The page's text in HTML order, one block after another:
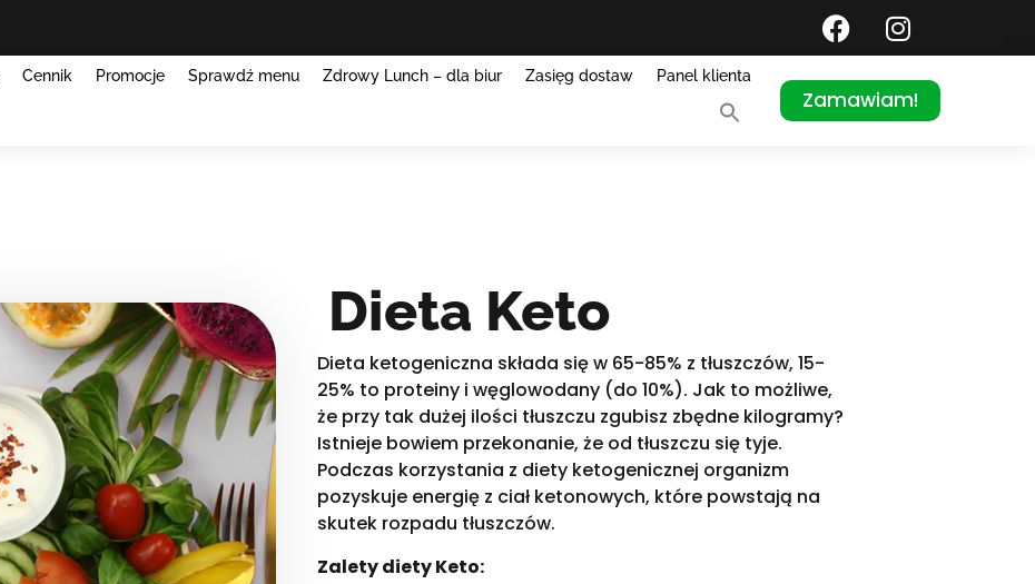
Cennik Promocje Sprawdź menu Zdrowy Lunch – dla biur Zasięg dostaw Panel klienta
Zamawiam!
Dieta Keto
Dieta ketogeniczna składa się w 65-85% z tłuszczów, 15-
25% to proteiny i węglowodany (do 10%). Jak to możliwe,
że przy tak dużej ilości tłuszczu zgubisz zbędne kilogramy?
Istnieje bowiem przekonanie, że od tłuszczu się tyje.
Podczas korzystania z diety ketogenicznej organizm
pozyskuje energię z ciał ketonowych, które powstają na
skutek rozpadu tłuszczów.
Zalety diety Keto: